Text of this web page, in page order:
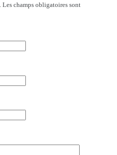
Les champs obligatoires sont